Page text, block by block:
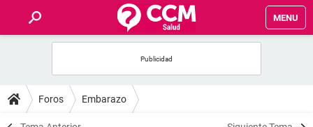
MENU
FOROS
Foros Embarazo